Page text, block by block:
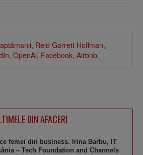
, Reid Garrett Hoffman,
, OpenAi, Facebook, Airbnb
DIN AFACERI
femei din business. Irina Barbu, IT
– Tech Foundation and Channels